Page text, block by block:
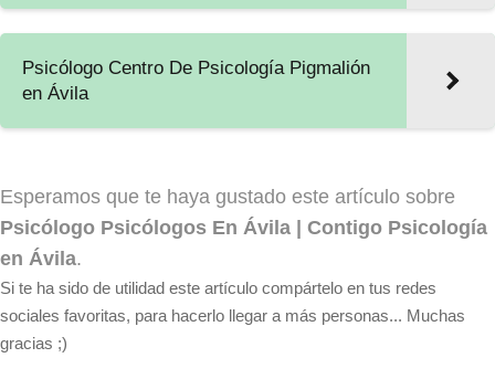
Psicólogo Centro De Psicología Pigmalión
en Ávila
Esperamos que te haya gustado este artículo sobre
Psicólogo Psicólogos En Ávila | Contigo Psicología
en Ávila.
Si te ha sido de utilidad este artículo compártelo en tus redes
sociales favoritas, para hacerlo llegar a más personas... Muchas
gracias ;)